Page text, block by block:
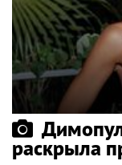
раскрыла